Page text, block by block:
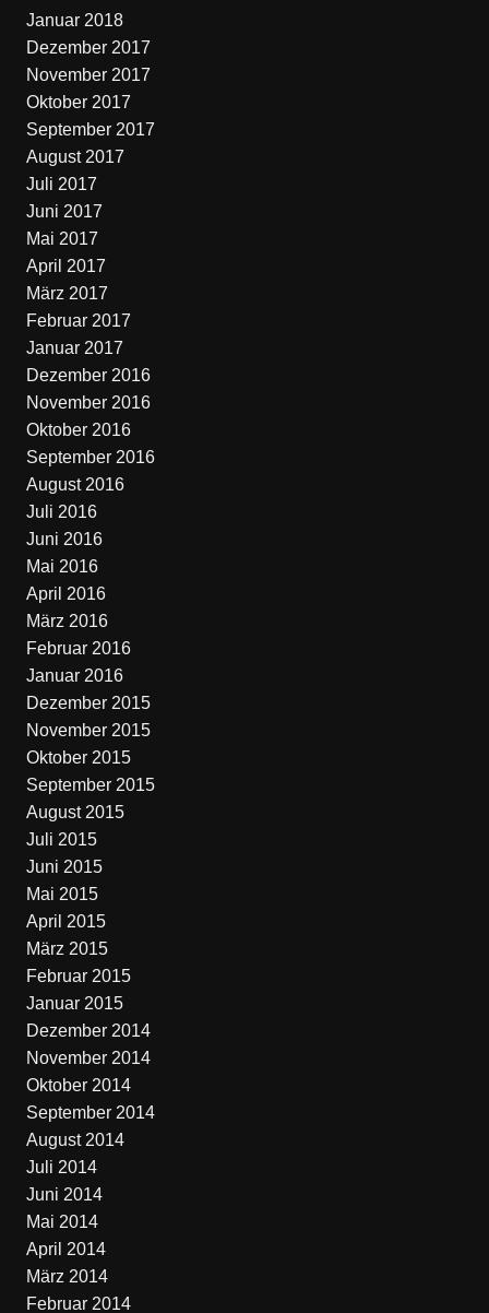
Januar 2018
Dezember 2017
November 2017
Oktober 2017
September 2017
August 2017
Juli 2017
Juni 2017
Mai 2017
April 2017
März 2017
Februar 2017
Januar 2017
Dezember 2016
November 2016
Oktober 2016
September 2016
August 2016
Juli 2016
Juni 2016
Mai 2016
April 2016
März 2016
Februar 2016
Januar 2016
Dezember 2015
November 2015
Oktober 2015
September 2015
August 2015
Juli 2015
Juni 2015
Mai 2015
April 2015
März 2015
Februar 2015
Januar 2015
Dezember 2014
November 2014
Oktober 2014
September 2014
August 2014
Juli 2014
Juni 2014
Mai 2014
April 2014
März 2014
Februar 2014